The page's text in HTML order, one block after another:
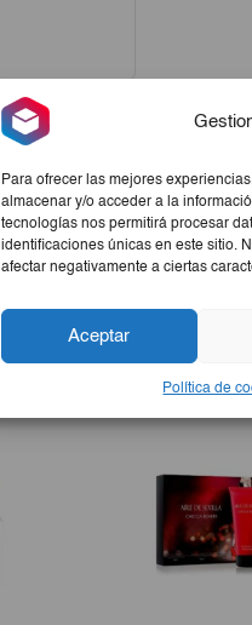
Para ofrecer las mejores
almacenar y/o acceder a la
tecnologías nos permitirá procesar
identificaciones únicas en este sitio.
afectar negativamente a ciertas
Aceptar
Política de